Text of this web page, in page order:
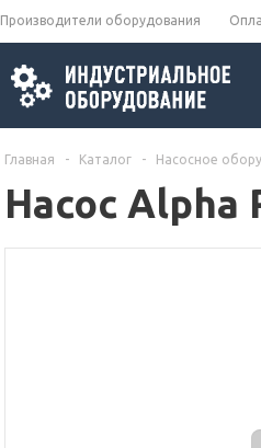
Производители оборудования
Главная - Каталог - Насосное
Насос Alpha